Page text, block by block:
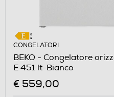
CONGELATORI
BEKO - Congelatore
E 451 lt-Bianco
€ 559,00